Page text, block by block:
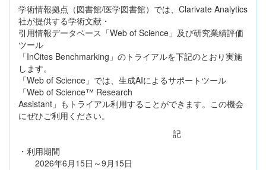
学術情報拠点（図書館/医学図書館）では、Clarivate Analytics
社が提供する学術文献・
引用情報データベース「Web of Science」及び研究業績評価
ツール
「InCites Benchmarking」のトライアルを下記のとおり実施
します。
「Web of Science」では、生成AIによるサポートツール
「Web of Science™ Research
Assistant」もトライアル利用することができます。この機会
にぜひご利用ください。
記
・利用期間
2026年6月15日～9月15日